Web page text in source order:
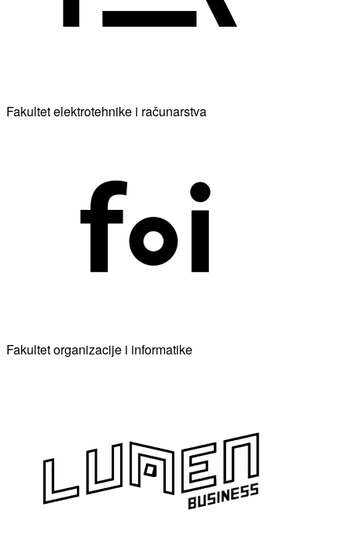
Fakultet elektrotehnike i računarstva
Fakultet organizacije i informatike